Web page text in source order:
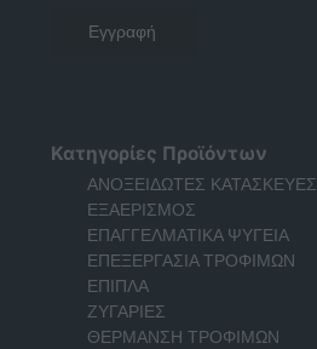
Κατηγορίες Προϊόντων
ΑΝΟΞΕΙΔΩΤΕΣ ΚΑΤΑΣΚΕΥΕΣ
ΕΞΑΕΡΙΣΜΟΣ
ΕΠΑΓΓΕΛΜΑΤΙΚΑ ΨΥΓΕΙΑ
ΕΠΕΞΕΡΓΑΣΙΑ ΤΡΟΦΙΜΩΝ
ΕΠΙΠΛΑ
ΖΥΓΑΡΙΕΣ
ΘΕΡΜΑΝΣΗ ΤΡΟΦΙΜΩΝ